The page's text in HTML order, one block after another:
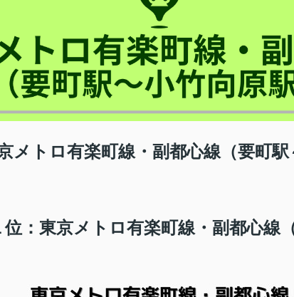
メトロ有楽町線・副都心線（要町駅
：東京メトロ有楽町線・副都心線